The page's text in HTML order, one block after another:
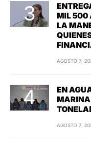
MIL 500
LA
AGOSTO 7,
EN
MARINA
AGOSTO 7,